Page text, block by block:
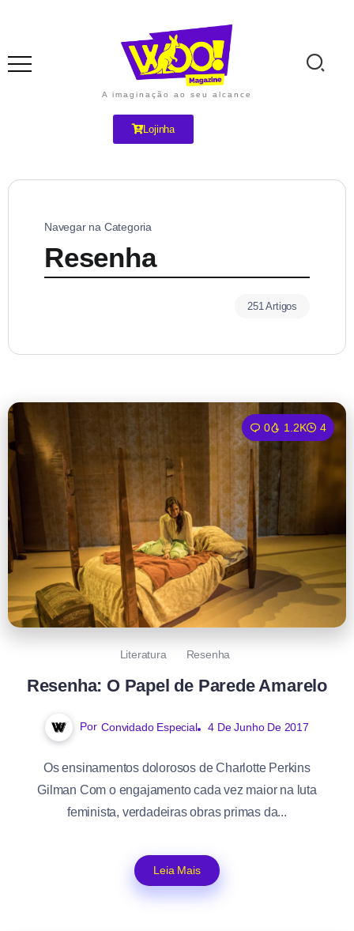
A imaginação ao seu alcance
Lojinha
Navegar na Categoria
Resenha
251 Artigos
0 1.2K 4
Literatura Resenha
Resenha: O Papel de Parede Amarelo
Por Convidado Especial 4 De Junho De 2017
Os ensinamentos dolorosos de Charlotte Perkins
Gilman Com o engajamento cada vez maior na luta
feminista, verdadeiras obras primas da...
Leia Mais